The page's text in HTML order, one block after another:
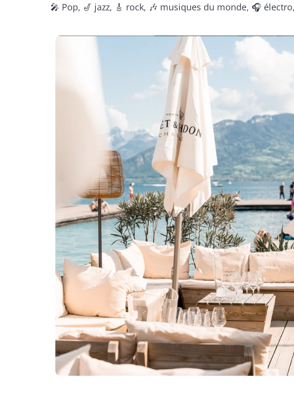
🎤 Pop, 🎷 jazz, 🎸 rock, 🎶 musiques du monde, 🎧